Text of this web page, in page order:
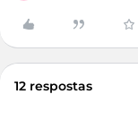
12 respostas